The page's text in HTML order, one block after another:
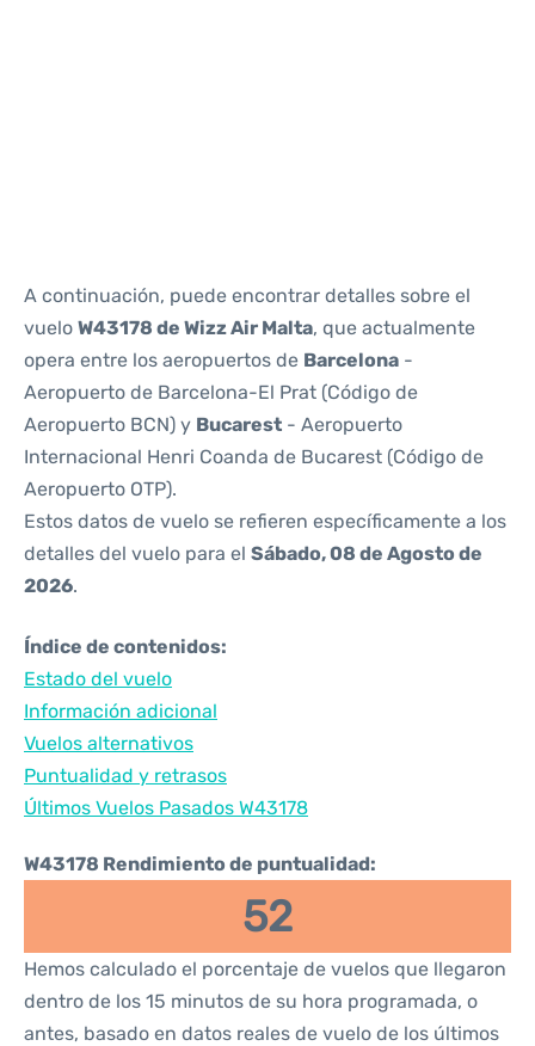
A continuación, puede encontrar detalles sobre el
vuelo W43178 de Wizz Air Malta, que actualmente
opera entre los aeropuertos de Barcelona -
Aeropuerto de Barcelona-El Prat (Código de
Aeropuerto BCN) y Bucarest - Aeropuerto
Internacional Henri Coanda de Bucarest (Código de
Aeropuerto OTP).
Estos datos de vuelo se refieren específicamente a los
detalles del vuelo para el Sábado, 08 de Agosto de
2026.
Índice de contenidos:
Estado del vuelo
Información adicional
Vuelos alternativos
Puntualidad y retrasos
Últimos Vuelos Pasados W43178
W43178 Rendimiento de puntualidad:
52
Hemos calculado el porcentaje de vuelos que llegaron
dentro de los 15 minutos de su hora programada, o
antes, basado en datos reales de vuelo de los últimos